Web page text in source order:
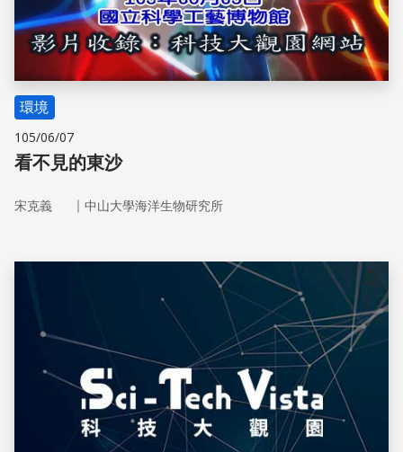
環境
105/06/07
看不見的東沙
宋克義 ｜ 中山大學海洋生物研究所
儲存